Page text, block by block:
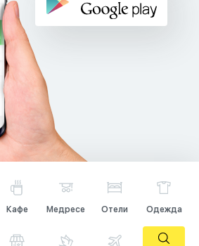
Кафе Медресе Отели Одежда